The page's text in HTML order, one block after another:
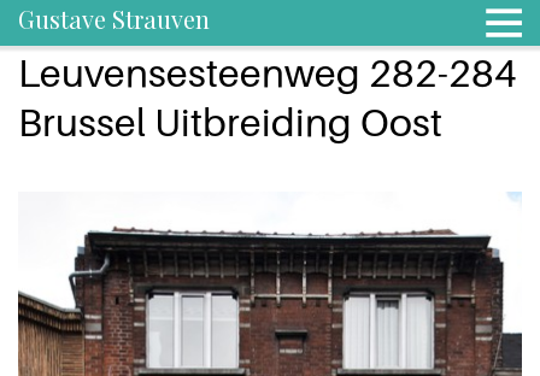
Gustave Strauven
Leuvensesteenweg 282-284
Brussel Uitbreiding Oost